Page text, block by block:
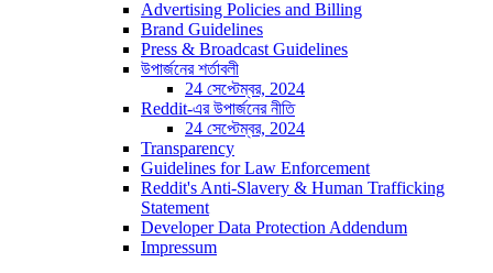
Advertising Policies and Billing
Brand Guidelines
Press & Broadcast Guidelines
উপার্জনের শর্তাবলী
24 সেপ্টেম্বর, 2024
Reddit-এর উপার্জনের নীতি
24 সেপ্টেম্বর, 2024
Transparency
Guidelines for Law Enforcement
Reddit's Anti-Slavery & Human Trafficking
Statement
Developer Data Protection Addendum
Impressum